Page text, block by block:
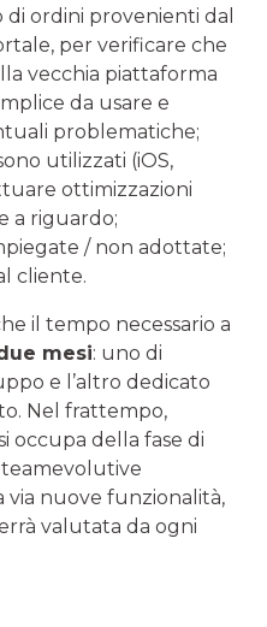
ordini provenienti dal
per verificare che
vecchia piattaforma
da usare e
problematiche;
utilizzati (iOS,
ottimizzazioni
a riguardo;
/ non adottate;
cliente.
il tempo necessario a
mesi: uno di
e l’altro dedicato
Nel frattempo,
occupa della fase di
via nuove funzionalità,
valutata da ogni